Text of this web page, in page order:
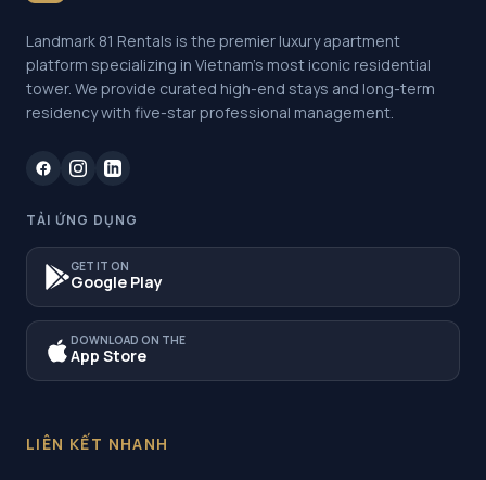
Landmark 81 Rentals is the premier luxury apartment
platform specializing in Vietnam's most iconic residential
tower. We provide curated high-end stays and long-term
residency with five-star professional management.
TẢI ỨNG DỤNG
GET IT ON
Google Play
DOWNLOAD ON THE
App Store
LIÊN KẾT NHANH